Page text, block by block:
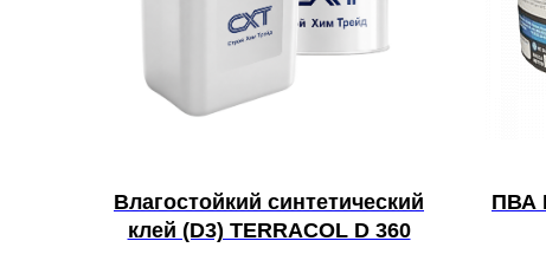
Влагостойкий синтетический
клей (D3) TERRACOL D 360
ПВА